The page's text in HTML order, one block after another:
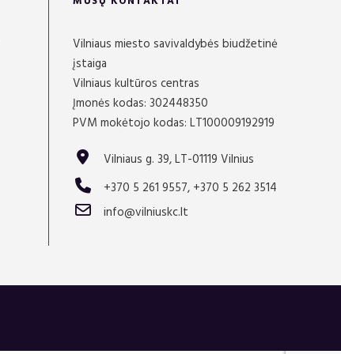
Vilniaus miesto savivaldybės biudžetinė
įstaiga
Vilniaus kultūros centras
Įmonės kodas: 302448350
PVM mokėtojo kodas: LT100009192919
Vilniaus g. 39, LT-01119 Vilnius
+370 5 261 9557, +370 5 262 3514
info@vilniuskc.lt